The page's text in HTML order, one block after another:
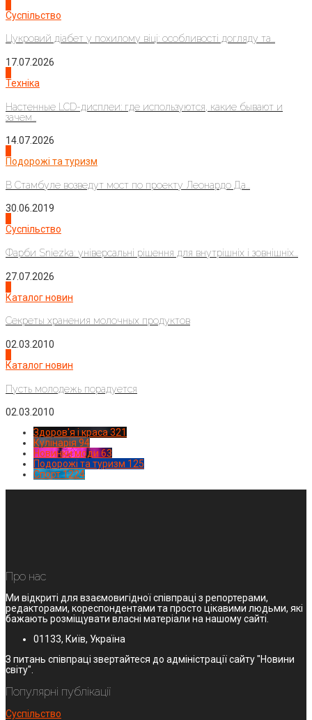
Суспільство
Цукровий діабет у похилому віці: особливості догляду та...
17.07.2026
Техніка
Настенные LCD-дисплеи: где используются, какие бывают и
зачем...
14.07.2026
Подорожі та туризм
В Стамбуле возведут мост по проекту Леонардо Да...
30.06.2019
Суспільство
Фарби Sniezka: універсальні рішення для внутрішніх і зовнішніх...
27.07.2026
Каталог новин
Секреты хранения молочных продуктов
02.03.2010
Каталог новин
Пусть молодежь порадуется
02.03.2010
Здоров'я і краса 321
Кулінарія 94
Новинки моди 63
Подорожі та туризм 125
Спорт1224
Про нас
Ми відкриті для взаємовигідної співпраці з репортерами,
редакторами, кореспондентами та просто цікавими людьми, які
бажають розміщувати власні матеріали на нашому сайті.
01133, Київ, Україна
З питань співпраці звертайтеся до адміністрації сайту "Новини
світу".
Популярні публікації
Суспільство